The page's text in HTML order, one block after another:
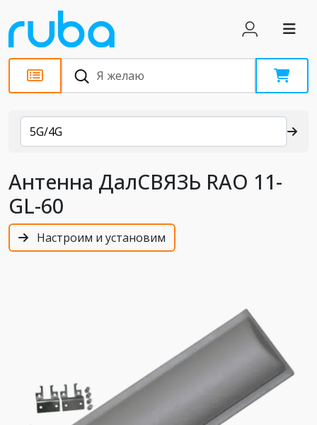
Каталог
5G/4G
Антенна ДалСВЯЗЬ RAO 11-
GL-60
Настроим и установим